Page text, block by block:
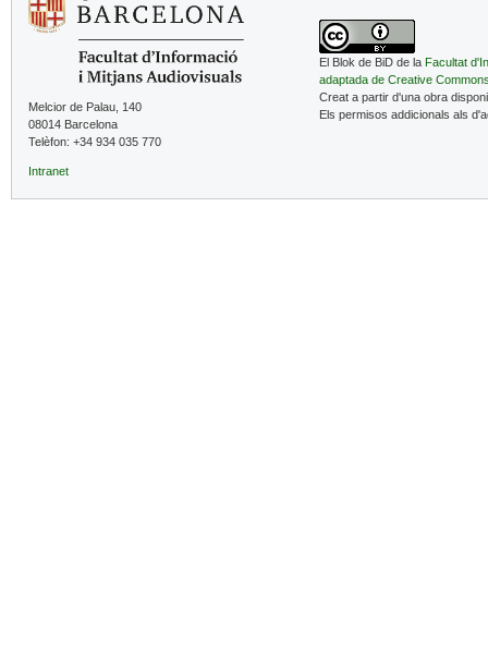
Melcior de Palau, 140
08014 Barcelona
Telèfon: +34 934 035 770
Intranet
El Blok de BiD de la Facultat
adaptada de Creative
Creat a partir d'una obra
Els permisos addicionals als